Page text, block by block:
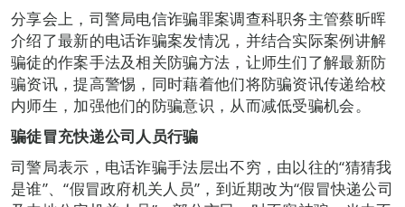
分享会上，司警局电信诈骗罪案调查科职务主管蔡昕晖
介绍了最新的电话诈骗案发情况，并结合实际案例讲解
骗徒的作案手法及相关防骗方法，让师生们了解最新防
骗资讯，提高警惕，同时藉着他们将防骗资讯传递给校
内师生，加强他们的防骗意识，从而减低受骗机会。
骗徒冒充快递公司人员行骗
司警局表示，电话诈骗手法层出不穷，由以往的“猜猜我
是谁”、“假冒政府机关人员”，到近期改为“假冒快递公司